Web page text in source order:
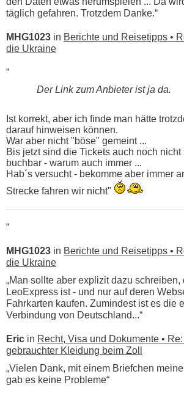
täglich gefahren. Trotzdem Danke.“
MHG1023 in Berichte und Reisetipps •
die Ukraine
„
Der Link zum Anbieter ist ja da.
Ist korrekt, aber ich finde man hätte
darauf hinweisen können.
War aber nicht "böse" gemeint ...
Bis jetzt sind die Tickets auch noch
buchbar - warum auch immer ...
Hab´s versucht - bekomme aber immer
Strecke fahren wir nicht"
“
MHG1023 in Berichte und Reisetipps •
die Ukraine
„Man sollte aber explizit dazu
LeoExpress ist - und nur auf deren
Fahrkarten kaufen. Zumindest ist es die
Verbindung von Deutschland...“
Eric in Recht, Visa und Dokumente •
gebrauchter Kleidung beim Zoll
„Vielen Dank, mit einem Briefchen
gab es keine Probleme“